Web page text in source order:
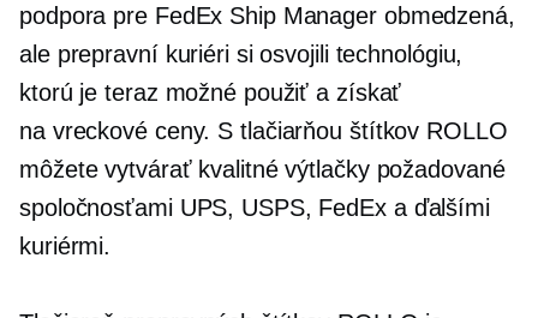
podpora pre FedEx Ship Manager obmedzená,
ale prepravní kuriéri si osvojili technológiu,
ktorú je teraz možné použiť a získať
na vreckovéceny. S tlačiarňou štítkov ROLLO
môžete vytvárať kvalitné výtlačky požadované
spoločnosťami UPS, USPS, FedEx a ďalšími
kuriérmi.